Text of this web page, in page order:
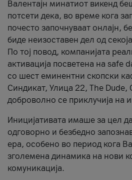
Валентајн минатиот викенд
потсети дека, во време кога
почесто започнуваат онлајн,
биде неизоставен дел од
По тој повод, компанијата
активација посветена на safe
со шест еминентни скопски
Синдикат, Улица 22, The Dude,
доброволно се приклучија на
Иницијативата имаше за цел
одговорно и безбедно
ера, особено во период кога
зголемена динамика на нови
комуникација.